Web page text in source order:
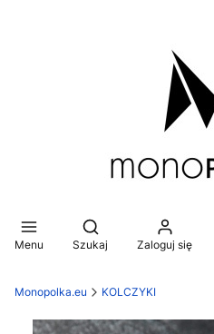
Menu
Otwórz wyszukiwarkę
Szukaj Zaloguj się
Monopolka.eu KOLCZYKI